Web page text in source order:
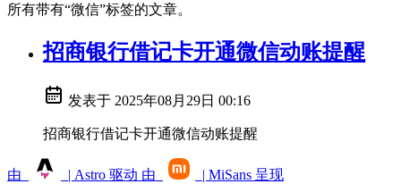
所有带有“微信”标签的文章。
招商银行借记卡开通微信动账提醒
发表于 2025年08月29日 00:16
招商银行借记卡开通微信动账提醒
由 | Astro 驱动 由
| MiSans 呈现